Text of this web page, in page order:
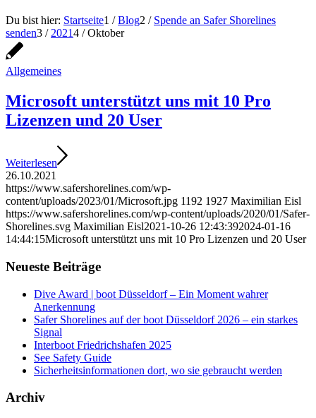
Du bist hier: Startseite1 / Blog2 / Spende an Safer Shorelines
senden3 / 20214 / Oktober
Allgemeines
Microsoft unterstützt uns mit 10 Pro
Lizenzen und 20 User
Weiterlesen
26.10.2021
https://www.safershorelines.com/wp-
content/uploads/2023/01/Microsoft.jpg 1192 1927 Maximilian Eisl
https://www.safershorelines.com/wp-content/uploads/2020/01/Safer-
Shorelines.svg Maximilian Eisl2021-10-26 12:43:392024-01-16
14:44:15Microsoft unterstützt uns mit 10 Pro Lizenzen und 20 User
Neueste Beiträge
Dive Award | boot Düsseldorf – Ein Moment wahrer
Anerkennung
Safer Shorelines auf der boot Düsseldorf 2026 – ein starkes
Signal
Interboot Friedrichshafen 2025
See Safety Guide
Sicherheitsinformationen dort, wo sie gebraucht werden
Archiv